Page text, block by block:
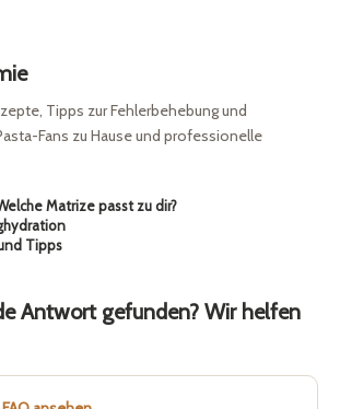
Tipps zur Fehlerbehebung und
Fans zu Hause und professionelle
Matrize passt zu dir?
Tipps
Antwort gefunden? Wir helfen